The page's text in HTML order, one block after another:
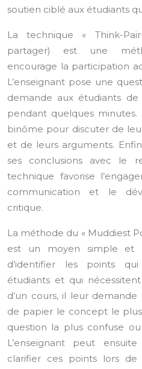
soutien ciblé aux étudiants
La technique « Think-
partager) est une
encourage la participation
L’enseignant pose une
demande aux étudiants
pendant quelques
binôme pour discuter de
et de leurs arguments.
ses conclusions avec le
technique favorise
communication et le
critique.
La méthode du « Muddiest
est un moyen simple et
d’identifier les points
étudiants et qui
d’un cours, il leur
de papier le concept le
question la plus confuse
L’enseignant peut
clarifier ces points lors de